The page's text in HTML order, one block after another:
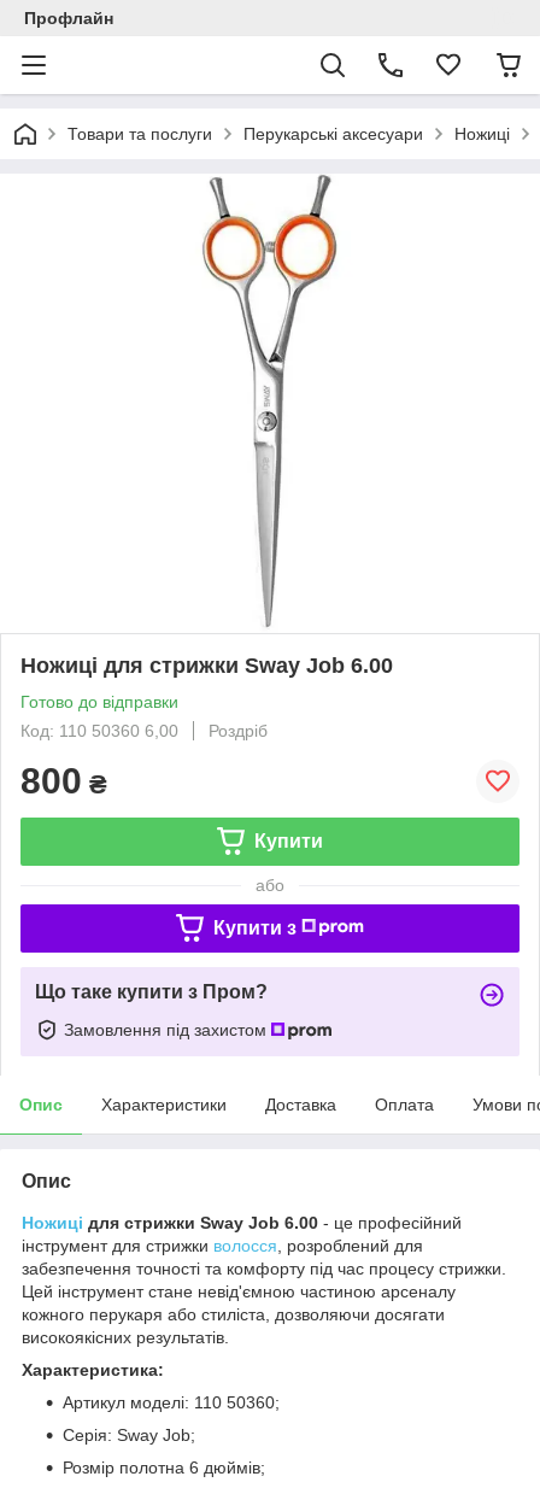
Профлайн
Товари та послуги Перукарські аксесуари Ножиці
Ножиці для стрижки Sway Job 6.00
Готово до відправки
Код: 110 50360 6,00
Роздріб
800 ₴
Купити
або
Купити з
Що таке купити з Пром?
Замовлення під захистом
Опис Характеристики Доставка Оплата Умови
Опис
Ножиці для стрижки Sway Job 6.00 - це професійний
інструмент для стрижки волосся , розроблений для
забезпечення точності та комфорту під час процесу стрижки.
Цей інструмент стане невід'ємною частиною арсеналу
кожного перукаря або стиліста, дозволяючи досягати
високоякісних результатів.
Характеристика:
Артикул моделі: 110 50360;
Серія: Sway Job;
Розмір полотна 6 дюймів;